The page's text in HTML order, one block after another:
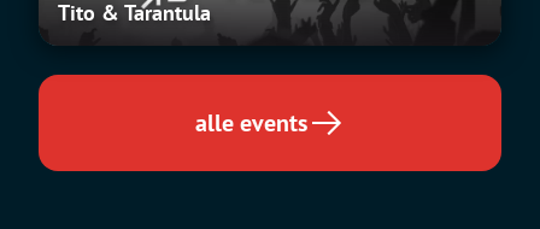
Tarantula
Tito & Tarantula
alle events